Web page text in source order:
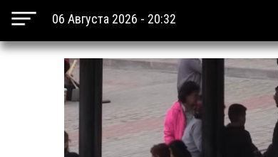
06 Августа 2026 - 20:32